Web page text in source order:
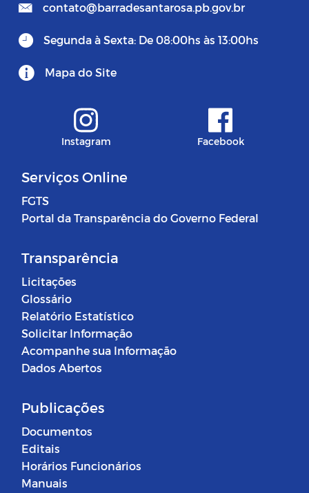
contato@barradesantarosa.pb.gov.br
Segunda à Sexta: De 08:00hs às 13:00hs
Mapa do Site
Instagram Facebook
Serviços Online
FGTS
Portal da Transparência do Governo Federal
Transparência
Licitações
Glossário
Relatório Estatístico
Solicitar Informação
Acompanhe sua Informação
Dados Abertos
Publicações
Documentos
Editais
Horários Funcionários
Manuais